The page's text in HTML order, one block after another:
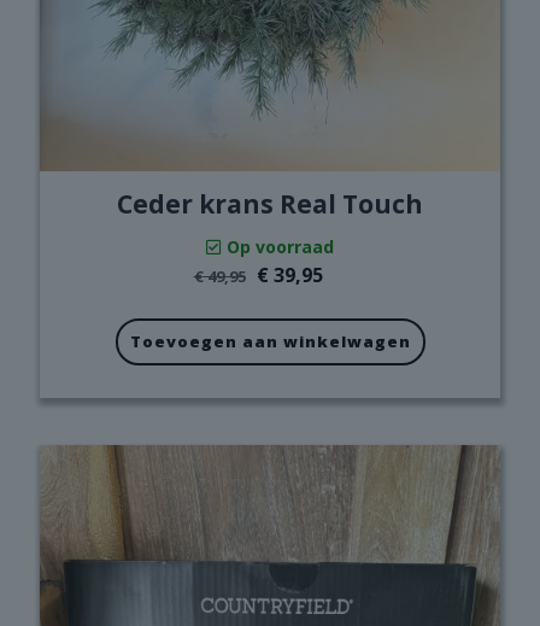
Ceder krans Real Touch
Op voorraad
€49,95 Oorspronkelijke
was:
€ 49,95.
€ 39,95Huidige
is:
€ 39,95.
Toevoegen aan winkelwagen